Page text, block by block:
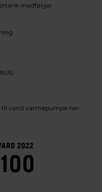
medfølger
vand varmepumpe her: